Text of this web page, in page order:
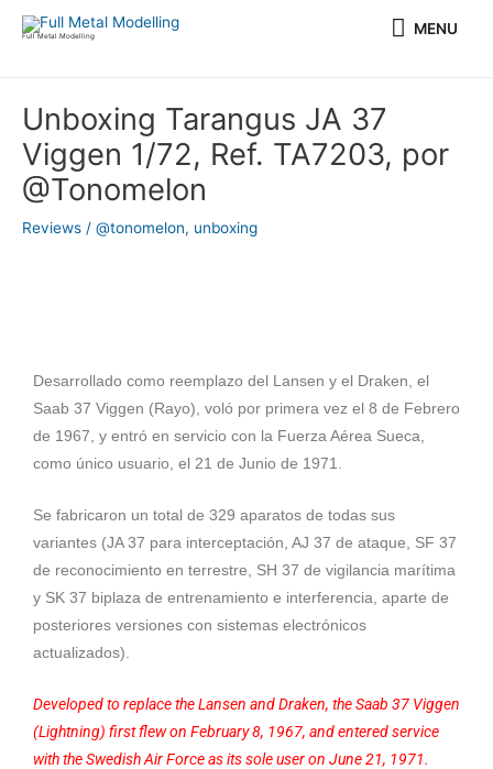
Full Metal Modelling MENU
MENU
Unboxing Tarangus JA 37
Viggen 1/72, Ref. TA7203, por
@Tonomelon
Reviews / @tonomelon, unboxing
Desarrollado como reemplazo del Lansen y el Draken, el
Saab 37 Viggen (Rayo), voló por primera vez el 8 de Febrero
de 1967, y entró en servicio con la Fuerza Aérea Sueca,
como único usuario, el 21 de Junio de 1971.
Se fabricaron un total de 329 aparatos de todas sus
variantes (JA 37 para interceptación, AJ 37 de ataque, SF 37
de reconocimiento en terrestre, SH 37 de vigilancia marítima
y SK 37 biplaza de entrenamiento e interferencia, aparte de
posteriores versiones con sistemas electrónicos
actualizados).
Developed to replace the Lansen and Draken, the Saab 37 Viggen
(Lightning) first flew on February 8, 1967, and entered service
with the Swedish Air Force as its sole user on June 21, 1971.
entradas